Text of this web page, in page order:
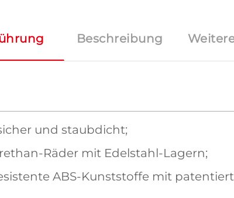
Beschreibung
und staubdicht;
Räder mit Edelstahl-Lagern;
ABS-Kunststoffe mit